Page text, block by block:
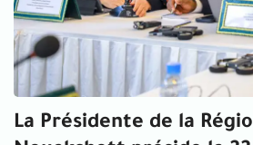
La Présidente de la